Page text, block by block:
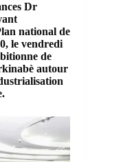
Dr
national de
le vendredi
de
autour